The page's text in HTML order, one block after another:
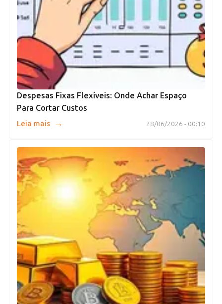
Despesas Fixas Flexíveis: Onde Achar Espaço
Para Cortar Custos
28/06/2026 - 00:10
Leia mais →